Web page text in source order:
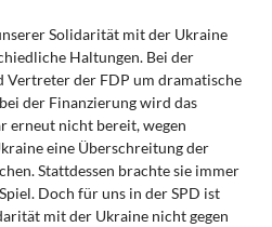
Solidarität mit der Ukraine
Haltungen. Bei der
Vertreter der FDP um dramatische
der Finanzierung wird das
erneut nicht bereit, wegen
eine Überschreitung der
Stattdessen brachte sie immer
Doch für uns in der SPD ist
mit der Ukraine nicht gegen